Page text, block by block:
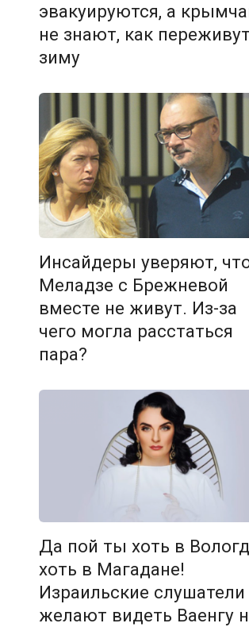
эвакуируются, а
не знают, как переживут
зиму
Инсайдеры уверяют,
Меладзе с Брежневой
вместе не живут. Из-за
чего могла расстаться
пара?
Да пой ты хоть в
хоть в Магадане!
Израильские слушатели
желают видеть Ваенгу